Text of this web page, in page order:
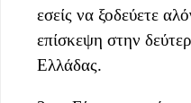
εσείς να ξοδεύετε
επίσκεψη στην
Ελλάδας.